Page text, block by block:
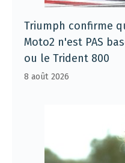
Triumph confirme
Moto2 n'est PAS
ou le Trident 800
8 août 2026